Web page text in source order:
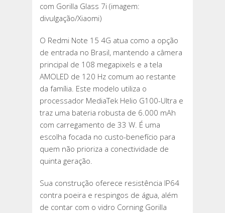
com Gorilla Glass 7i (imagem:
divulgação/Xiaomi)
O Redmi Note 15 4G atua como a opção
de entrada no Brasil, mantendo a câmera
principal de 108 megapixels e a tela
AMOLED de 120 Hz comum ao restante
da família. Este modelo utiliza o
processador MediaTek Helio G100-Ultra e
traz uma bateria robusta de 6.000 mAh
com carregamento de 33 W. É uma
escolha focada no custo-benefício para
quem não prioriza a conectividade de
quinta geração.
Sua construção oferece resistência IP64
contra poeira e respingos de água, além
de contar com o vidro Corning Gorilla